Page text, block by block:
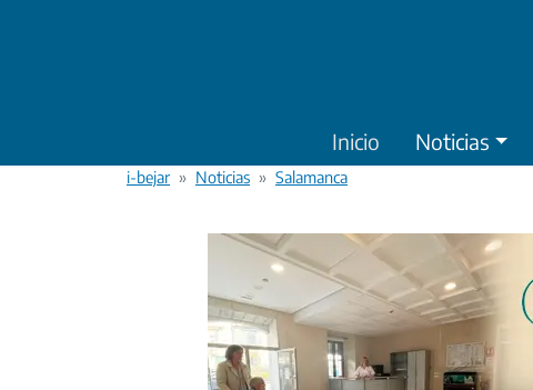
Inicio Noticias
i-bejar Noticias Salamanca